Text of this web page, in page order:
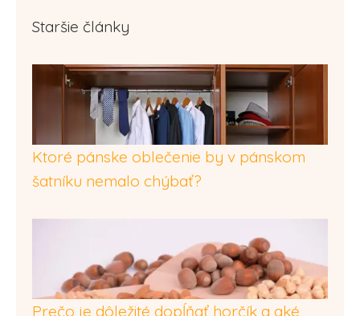
Staršie články
Ktoré pánske oblečenie by v pánskom
šatníku nemalo chýbať?
Prečo je dôležité dopĺňať horčík a aké